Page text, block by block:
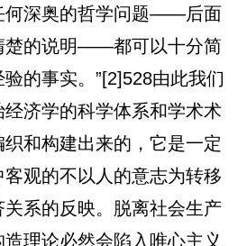
何深奥的哲学问题——后面
楚的说明——都可以十分简
的事实。”[2]528由此我们
济学的科学体系和学术术
和构建出来的，它是一定
观的不以人的意志为转移
系的反映。脱离社会生产
理论必然会陷入唯心主义